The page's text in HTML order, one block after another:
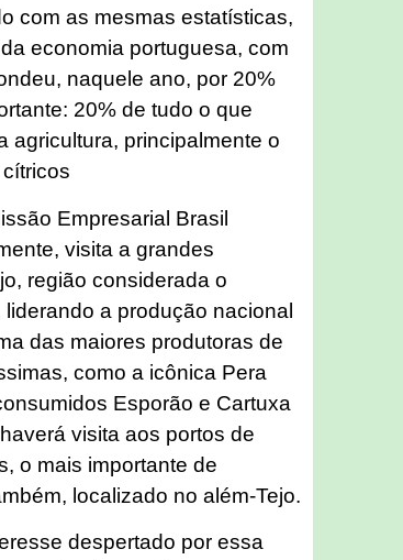
com as mesmas estatísticas,
economia portuguesa, com
naquele ano, por 20%
20% de tudo o que
agricultura, principalmente o
Empresarial Brasil
visita a grandes
região considerada o
a produção nacional
das maiores produtoras de
como a icônica Pera
Esporão e Cartuxa
visita aos portos de
o mais importante de
localizado no além-Tejo.
despertado por essa